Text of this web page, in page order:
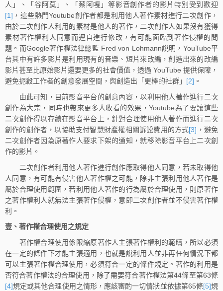
人」、「谷阿莫」、「蔡阿嘎」等影音創作者的影片特別受到歡迎
[1] ，這些熱門Youtube創作者都是利用他人著作素材進行二次創作，
由於二次創作人利用的素材是他人的著作，二次創作人如果沒有獲得
素材著作權利人同意而逕自進行修改，有可能面臨到著作侵權的問
題。而Google著作權法律總監 Fred von Lohmann說明，YouTube平
台其中有許多影片是利用現有的音樂、短片來改編，創造出來的改編
影片甚至比原始影片還要更多的社會價值，透過 YouTube 提供保障，
避免扼殺工作者的創意發展空間，與創造出「更棒的社群」 [2] 。
由此可知，目前影音平台的創意內容，以利用他人著作進行二次
創作為大宗，同時也帶來更多人收看的效果，Youtube為了要讓這些
二次創作得以存續在影音平台上，針對合理使用他人著作而進行二次
創作的創作者，以協助支付智慧財產權相關訴訟費用的方式[3] ，避免
二次創作者因為原著作人要求下架的通知，就移除影音平台上二次創
作的影片。
二次創作者利用他人著作進行創作應取得他人同意，若未取得他
人同意，有可能有侵害他人著作權之可能，除非主張利用他人著作是
屬於合理使用範圍，若利用他人著作的行為屬於合理使用，則原著作
之著作權利人就無法主張著作侵權，意即二次創作者並不侵害著作權
利。
壹、著作權合理使用之規定
著作權合理使用係限縮原著作人主張著作權利的範疇，所以必須
在一定的條件下才能主張適用，也就是說利用人並非再任何情況下都
可以主張著作權合理使用，必須符合一定的條件規定。著作的利用是
否符合著作權法的合理使用，除了需要符合著作權法第44條至第63條
[4]規定或其他合理使用之情形，應該審酌一切情狀並依據第65條[5]規